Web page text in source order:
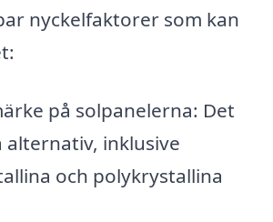
nyckelfaktorer som kan
på solpanelerna: Det
alternativ, inklusive
och polykrystallina